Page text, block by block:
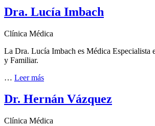
Dra. Lucía Imbach
Clínica Médica
La Dra. Lucía Imbach es Médica Especialista
y Familiar.
… Leer más
Dr. Hernán Vázquez
Clínica Médica